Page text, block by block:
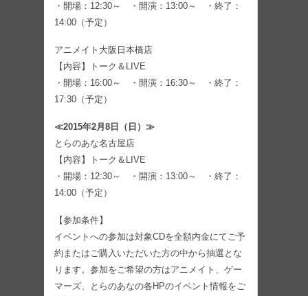
・開場：12:30～ ・開演：13:00～ ・終了：
14:00（予定）
アニメイト大阪日本橋店
【内容】トーク＆LIVE
・開場：16:00～ ・開演：16:30～ ・終了：
17:30（予定）
≪2015年2月8日（日）≫
とらのあな名古屋店
【内容】トーク＆LIVE
・開場：12:30～ ・開演：13:00～ ・終了：
14:00（予定）
【参加条件】
イベントへの参加は対象CDを全額内金にてご予
約またはご購入いただいた方の中から抽選とな
ります。参加をご希望の方はアニメイト、ゲー
マーズ、とらのあなの各HPのイベント情報をご